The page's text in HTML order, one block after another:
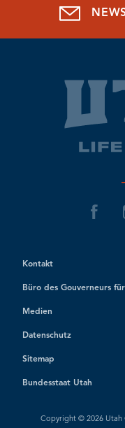
Kontakt
Büro des Gouverneurs
Medien
Datenschutz
Sitemap
Bundesstaat Utah
Copyright © 2026 Utah